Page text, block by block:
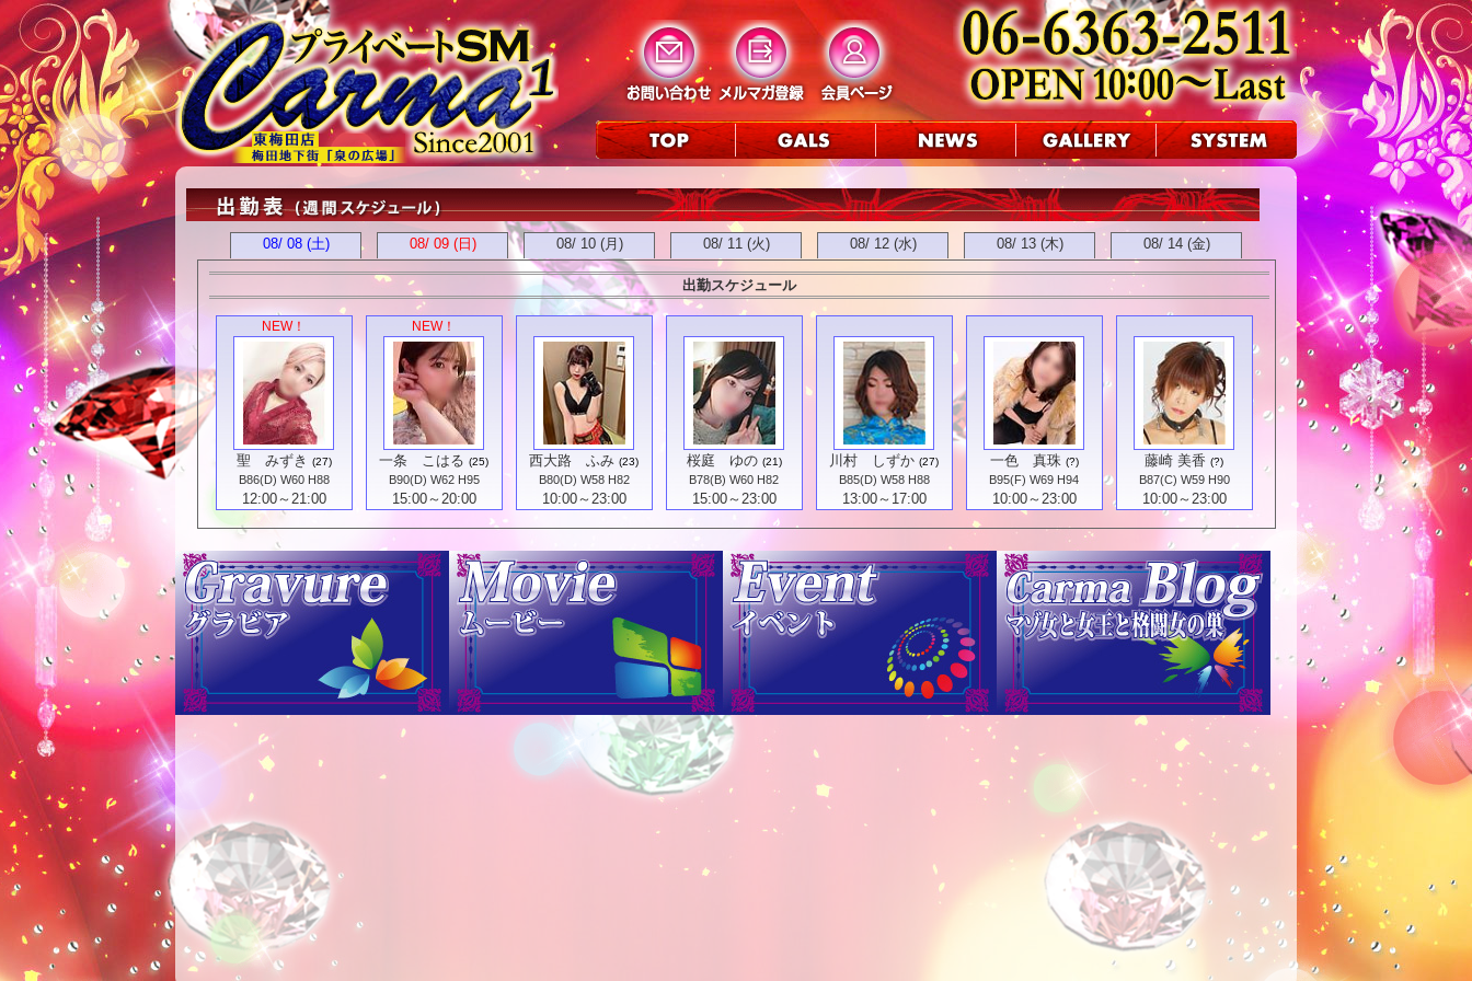
08/ 08 (土) 08/ 09 (日) 08/ 10 (月) 08/ 11 (火) 08/ 12 (水) 08/ 13 (木) 08/ 14 (金)
出勤スケジュール
NEW！
聖 みずき (27)
B86(D) W60 H88
12:00～21:00
NEW！
一条 こはる (25)
B90(D) W62 H95
15:00～20:00
西大路 ふみ (23)
B80(D) W58 H82
10:00～23:00
桜庭 ゆの (21)
B78(B) W60 H82
15:00～23:00
川村 しずか (27)
B85(D) W58 H88
13:00～17:00
一色 真珠 (?)
B95(F) W69 H94
10:00～23:00
藤崎 美香 (?)
B87(C) W59 H90
10:00～23:00